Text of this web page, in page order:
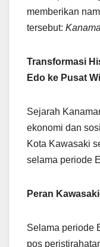
memberikan
tersebut:
Transformasi
Edo ke Pusat
Sejarah
ekonomi dan
Kota Kawasaki
selama periode
Peran
Selama periode
pos